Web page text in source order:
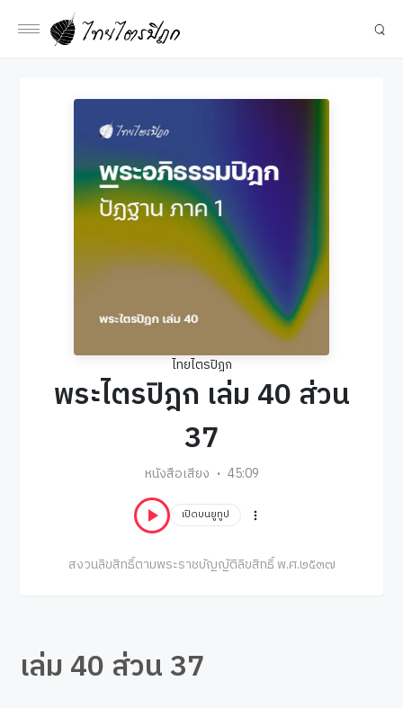
ไทยไตรปิฎก
พระไตรปิฎก เล่ม 40 ส่วน
37
หนังสือเสียง 45:09
เปิดบนยูทูป
สงวนลิขสิทธิ์ตามพระราชบัญญัติลิขสิทธิ์ พ.ศ.๒๕๓๗
เล่ม 40 ส่วน 37